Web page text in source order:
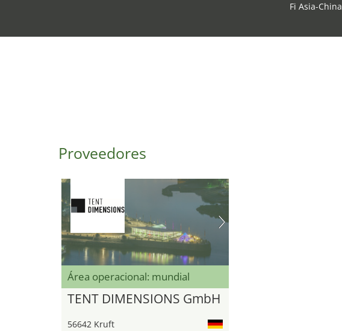
Fi Asia-China
Proveedores
Área operacional: mundial
TENT DIMENSIONS GmbH
56642 Kruft